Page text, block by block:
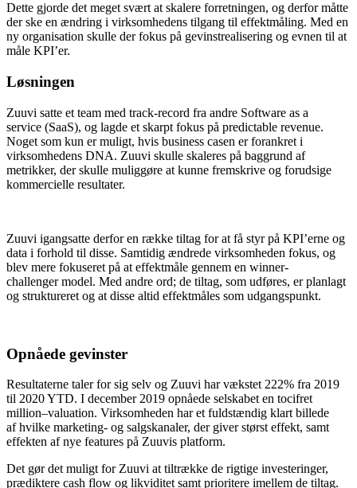
Dette gjorde det meget svært at skalere forretningen, og derfor måtte
der ske en ændring i virksomhedens tilgang til effektmåling. Med en
ny organisation skulle der fokus på gevinstrealisering og evnen til at
måle KPI’er.
Løsningen
Zuuvi satte et team med track-record fra andre Software as a
service (SaaS), og lagde et skarpt fokus på predictable revenue.
Noget som kun er muligt, hvis business casen er forankret i
virksomhedens DNA. Zuuvi skulle skaleres på baggrund af
metrikker, der skulle muliggøre at kunne fremskrive og forudsige
kommercielle resultater.
Zuuvi igangsatte derfor en række tiltag for at få styr på KPI’erne og
data i forhold til disse. Samtidig ændrede virksomheden fokus, og
blev mere fokuseret på at effektmåle gennem en winner-
challengermodel. Med andre ord; de tiltag, som udføres, er planlagt
og struktureret og at disse altid effektmåles som udgangspunkt.
Opnåede gevinster
Resultaterne taler for sig selv og Zuuvi harvækstet 222% fra 2019
til 2020 YTD. I december 2019 opnåede selskabet en tocifret
million–valuation. Virksomheden har et fuldstændig klart billede
afhvilke marketing- og salgskanaler, dergiver størst effekt, samt
effekten af nye features på Zuuvis platform.
Det gør det muligt for Zuuvi at tiltrække de rigtige investeringer,
prædiktere cash flow og likviditet samt prioritere imellem de tiltag.